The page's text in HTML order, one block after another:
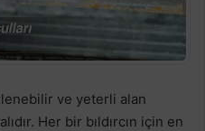
ve yeterli alan
Her bir bıldırcın için en